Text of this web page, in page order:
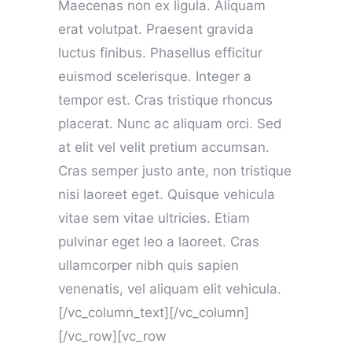
Maecenas non ex ligula. Aliquam
erat volutpat. Praesent gravida
luctus finibus. Phasellus efficitur
euismod scelerisque. Integer a
tempor est. Cras tristique rhoncus
placerat. Nunc ac aliquam orci. Sed
at elit vel velit pretium accumsan.
Cras semper justo ante, non tristique
nisi laoreet eget. Quisque vehicula
vitae sem vitae ultricies. Etiam
pulvinar eget leo a laoreet. Cras
ullamcorper nibh quis sapien
venenatis, vel aliquam elit vehicula.
[/vc_column_text][/vc_column]
[/vc_row][vc_row